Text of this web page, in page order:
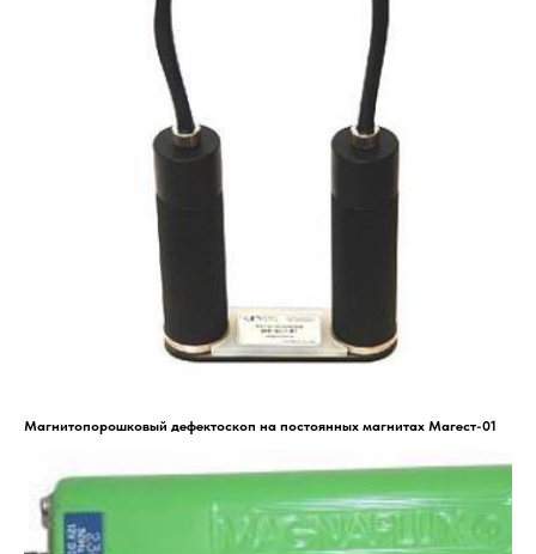
Магнитопорошковый дефектоскоп на постоянных магнитах Магест-01